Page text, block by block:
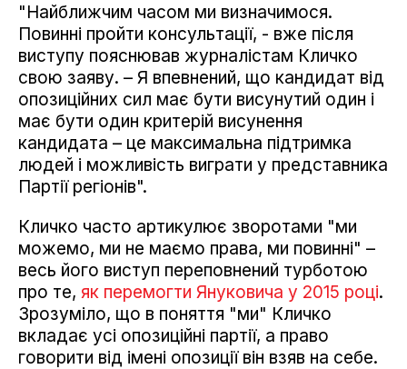
"Найближчим часом ми визначимося.
Повинні пройти консультації, - вже після
виступу пояснював журналістам Кличко
свою заяву. – Я впевнений, що кандидат від
опозиційних сил має бути висунутий один і
має бути один критерій висунення
кандидата – це максимальна підтримка
людей і можливість виграти у представника
Партії регіонів".
Кличко часто артикулює зворотами "ми
можемо, ми не маємо права, ми повинні" –
весь його виступ переповнений турботою
про те, як перемогти Януковича у 2015 році.
Зрозуміло, що в поняття "ми" Кличко
вкладає усі опозиційні партії, а право
говорити від імені опозиції він взяв на себе.